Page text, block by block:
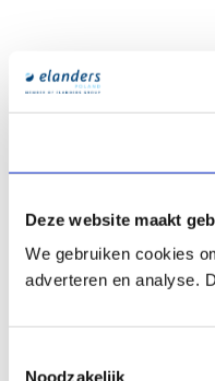
Deze website maakt
We gebruiken cookies
adverteren en analyse.
Noodzakelijk